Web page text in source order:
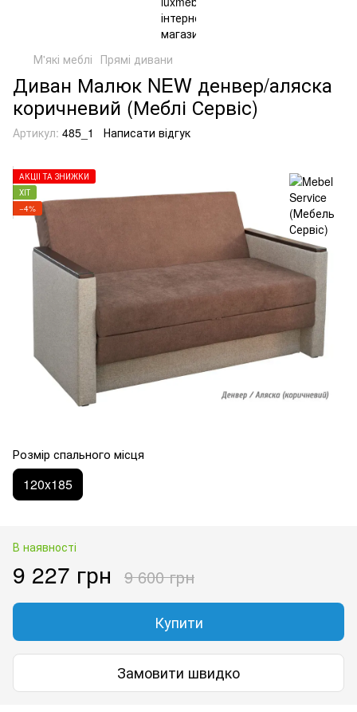
М'які меблі Прямі дивани
Диван Малюк NEW денвер/аляска
коричневий (Меблі Сервіс)
Артикул: 485_1 Написати відгук
АКЦІЇ ТА ЗНИЖКИ
ХІТ
−4%
Розмір спального місця
120x185
В наявності
9 227 грн 9 600 грн
Купити
Замовити швидко